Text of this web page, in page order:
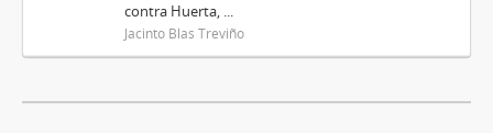
contra Huerta, ...
Jacinto Blas Treviño